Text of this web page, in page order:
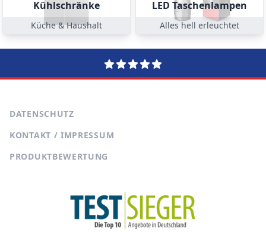
Kühlschränke
Küche & Haushalt
LED Taschenlampen
Alles hell erleuchtet
DATENSCHUTZ
KONTAKT / IMPRESSUM
PRODUKTBEWERTUNG